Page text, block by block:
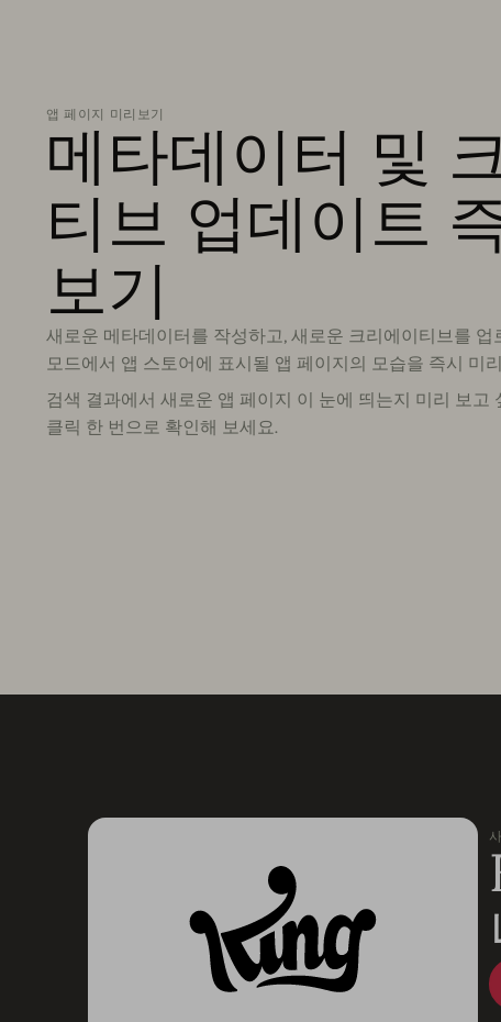
앱 페이지 미리보기
메타데이터 및
티브 업데이트
보기
새로운 메타데이터를 작성하고, 새로운 크리에이티브를 업
모드에서 앱 스토어에 표시될 앱 페이지의 모습을 즉시 미
검색 결과에서 새로운 앱 페이지 이 눈에 띄는지 미리 보고
클릭 한 번으로 확인해 보세요.